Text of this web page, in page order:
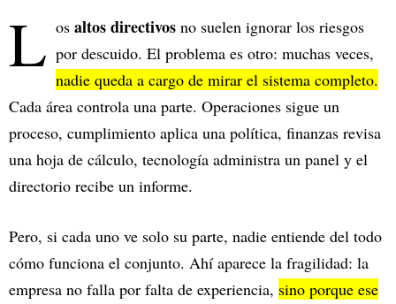
L os altos directivos no suelen ignorar los riesgos
por descuido. El problema es otro: muchas veces,
nadie queda a cargo de mirar el sistema completo.
Cada área controla una parte. Operaciones sigue un
proceso, cumplimiento aplica una política, finanzas revisa
una hoja de cálculo, tecnología administra un panel y el
directorio recibe un informe.
Pero, si cada uno ve solo su parte, nadie entiende del todo
cómo funciona el conjunto. Ahí aparece la fragilidad: la
empresa no falla por falta de experiencia, sino porque ese